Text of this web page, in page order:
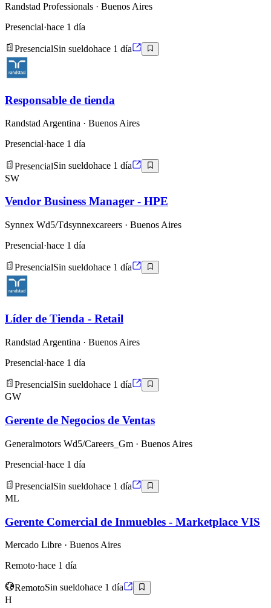
Randstad Professionals · Buenos Aires
Presencial·hace 1 día
PresencialSin sueldohace 1 día
Responsable de tienda
Randstad Argentina · Buenos Aires
Presencial·hace 1 día
PresencialSin sueldohace 1 día
SW
Vendor Business Manager - HPE
Synnex Wd5/Tdsynnexcareers · Buenos Aires
Presencial·hace 1 día
PresencialSin sueldohace 1 día
Líder de Tienda - Retail
Randstad Argentina · Buenos Aires
Presencial·hace 1 día
PresencialSin sueldohace 1 día
GW
Gerente de Negocios de Ventas
Generalmotors Wd5/Careers_Gm · Buenos Aires
Presencial·hace 1 día
PresencialSin sueldohace 1 día
ML
Gerente Comercial de Inmuebles - Marketplace VIS
Mercado Libre · Buenos Aires
Remoto·hace 1 día
RemotoSin sueldohace 1 día
H